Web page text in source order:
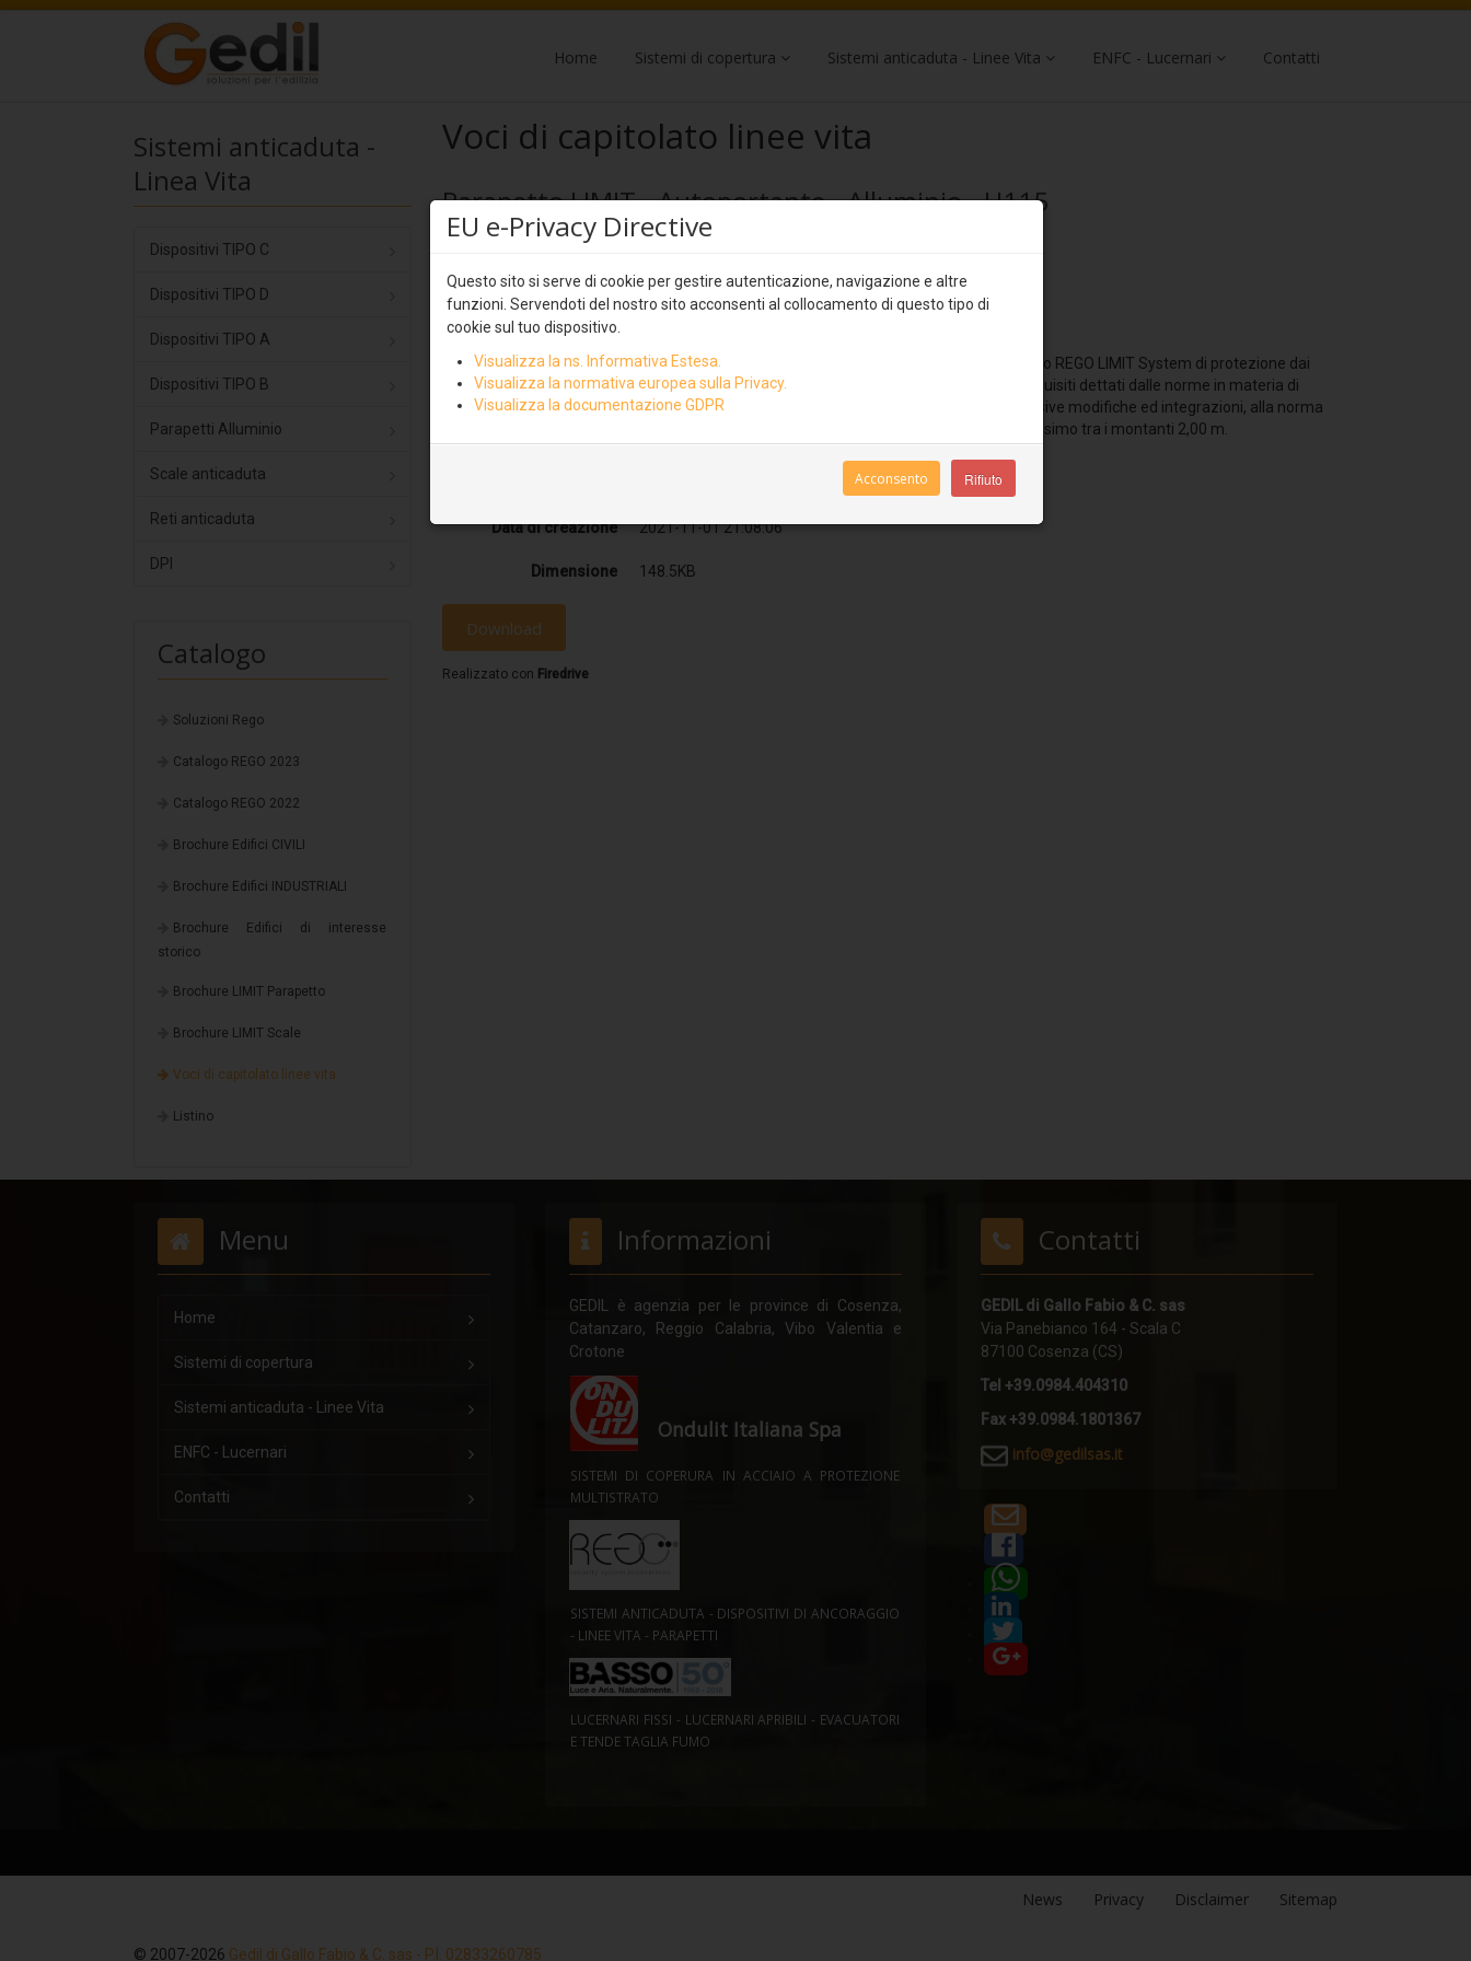
Home Sistemi di copertura Sistemi anticaduta - Linee Vita ENFC - Lucernari Contatti
Sistemi anticaduta -
Linea Vita
Dispositivi TIPO C
Dispositivi TIPO D
Dispositivi TIPO A
Dispositivi TIPO B
Parapetti Alluminio
Scale anticaduta
Reti anticaduta
DPI
Catalogo
Soluzioni Rego
Catalogo REGO 2023
Catalogo REGO 2022
Brochure Edifici CIVILI
Brochure Edifici INDUSTRIALI
Brochure Edifici di interesse
storico
Brochure LIMIT Parapetto
Brochure LIMIT Scale
Voci di capitolato linee vita
Listino
Voci di capitolato linee vita
Parapetto LIMIT - Autoportante - Alluminio - H115
Voci di capitolato Rego
Descrizione
Fornitura e posa in opera (installazione) di sistema collettivo REGO LIMIT System di protezione dai
bordi soggetti al pericolo di caduta dall’alto. Risponde ai requisiti dettati dalle norme in materia di
sicurezza sui luoghi di lavoro di cui al D.Lgs 81/08 e successive modifiche ed integrazioni, alla norma
tecnica UNI EN ISO14122-3 ed UNI EN 13374. Interasse massimo tra i montanti 2,00 m.
Data di creazione 2021-11-01 21:08:06
Dimensione 148.5KB
Download
Realizzato con Firedrive
Menu
Home
Sistemi di copertura
Sistemi anticaduta - Linee Vita
ENFC - Lucernari
Contatti
Informazioni
GEDIL è agenzia per le province di Cosenza,
Catanzaro, Reggio Calabria, Vibo Valentia e
Crotone
Ondulit Italiana Spa
SISTEMI DI COPERURA IN ACCIAIO A PROTEZIONE
MULTISTRATO
SISTEMI ANTICADUTA - DISPOSITIVI DI ANCORAGGIO
- LINEE VITA - PARAPETTI
LUCERNARI FISSI - LUCERNARI APRIBILI - EVACUATORI
E TENDE TAGLIA FUMO
Contatti
GEDIL di Gallo Fabio & C. sas
Via Panebianco 164 - Scala C
87100 Cosenza (CS)
Tel +39.0984.404310
Fax +39.0984.1801367
info@gedilsas.it
News Privacy Disclaimer Sitemap
© 2007-2026 Gedil di Gallo Fabio & C. sas - P.I. 02833260785
EU e-Privacy Directive
Questo sito si serve di cookie per gestire autenticazione, navigazione e altre
funzioni. Servendoti del nostro sito acconsenti al collocamento di questo tipo di
cookie sul tuo dispositivo.
Visualizza la ns. Informativa Estesa.
Visualizza la normativa europea sulla Privacy.
Visualizza la documentazione GDPR
Acconsento Rifiuto